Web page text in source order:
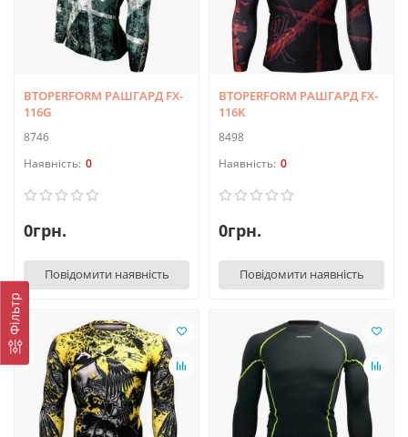
Фільтр
BTOPERFORM РАШГАРД FX-
116G
8746
0
0грн.
Повідомити наявність
BTOPERFORM РАШГАРД FX-
116K
8498
0
0грн.
Повідомити наявність